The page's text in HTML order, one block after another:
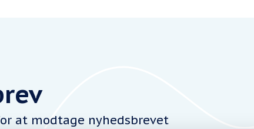
at modtage nyhedsbrevet